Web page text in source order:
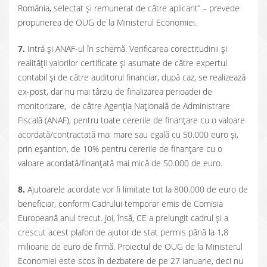
România, selectat și remunerat de către aplicant” – prevede
propunerea de OUG de la Ministerul Economiei.
7. Intră și ANAF-ul în schemă. Verificarea corectitudinii și
realității valorilor certificate și asumate de către expertul
contabil și de către auditorul financiar, după caz, se realizează
ex-post, dar nu mai târziu de finalizarea perioadei de
monitorizare, de către Agenția Națională de Administrare
Fiscală (ANAF), pentru toate cererile de finanțare cu o valoare
acordată/contractată mai mare sau egală cu 50.000 euro și,
prin eșantion, de 10% pentru cererile de finanțare cu o
valoare acordată/finanțată mai mică de 50.000 de euro.
8. Ajutoarele acordate vor fi limitate tot la 800.000 de euro de
beneficiar, conform Cadrului temporar emis de Comisia
Europeană anul trecut. Joi, însă, CE a prelungit cadrul și a
crescut acest plafon de ajutor de stat permis până la 1,8
milioane de euro de firmă. Proiectul de OUG de la Ministerul
Economiei este scos în dezbatere de pe 27 ianuarie, deci nu